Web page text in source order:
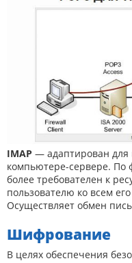
IMAP — адаптирован для
компьютере-сервере. По
более требователен к
пользователю ко всем
Осуществляет обмен
Шифрование
В целях обеспечения